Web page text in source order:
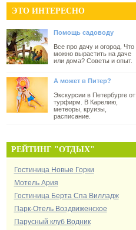
ЭТО ИНТЕРЕСНО
Помощь садоводу
Все про дачу и огород. Что
можно вырастить на даче
или дома? Советы и опыт.
А может в Питер?
Экскурсии в Петербурге от
турфирм. В Карелию,
метеоры, круизы,
расписание.
РЕЙТИНГ "ОТДЫХ"
Гостиница Новые Горки
Мотель Ария
Гостиница Берта Спа Вилладж
Парк-Отель Воздвиженское
Парусный клуб Водник